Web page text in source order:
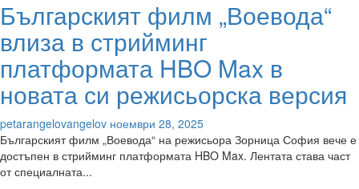
Българският филм „Воевода“
влиза в стрийминг
платформата HBO Max в
новата си режисьорска версия
petarangelovangelov ноември 28, 2025
Българският филм „Воевода“ на режисьора Зорница София вече е
достъпен в стрийминг платформата HBO Max. Лентата става част
от специалната...